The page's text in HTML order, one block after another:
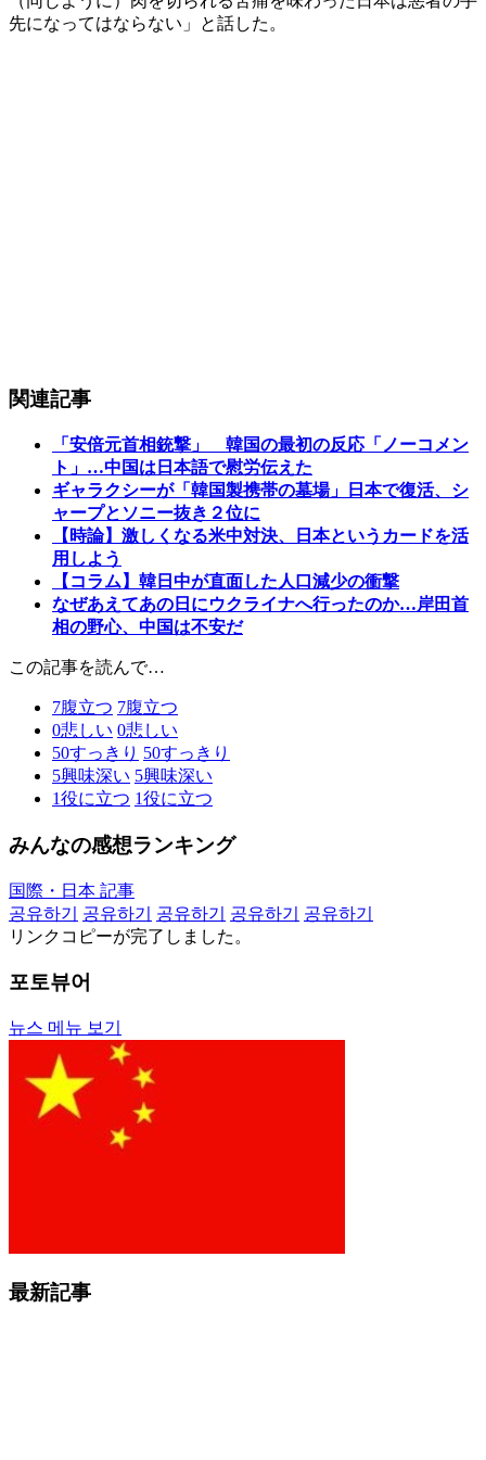
先になってはならない」と話した。
関連記事
「安倍元首相銃撃」 韓国の最初の反応「ノーコメン
ト」…中国は日本語で慰労伝えた
ギャラクシーが「韓国製携帯の墓場」日本で復活、シ
ャープとソニー抜き２位に
【時論】激しくなる米中対決、日本というカードを活
用しよう
【コラム】韓日中が直面した人口減少の衝撃
なぜあえてあの日にウクライナへ行ったのか…岸田首
相の野心、中国は不安だ
この記事を読んで…
7腹立つ 7腹立つ
0悲しい 0悲しい
50すっきり 50すっきり
5興味深い 5興味深い
1役に立つ 1役に立つ
みんなの感想ランキング
国際・日本 記事
공유하기
공유하기 공유하기 공유하기
공유하기
リンクコピーが完了しました。
포토뷰어
뉴스 메뉴 보기
最新記事